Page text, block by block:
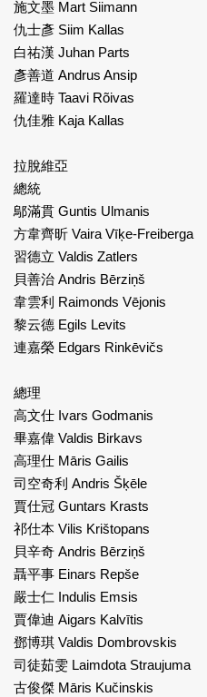
施文墨 Mart Siimann
仇士彥 Siim Kallas
白祐漢 Juhan Parts
彥善道 Andrus Ansip
羅達時 Taavi Rõivas
仇佳雅 Kaja Kallas
拉脫維亞
總統
鄔滿貫 Guntis Ulmanis
方韋齊昕 Vaira Vīķe-Freiberga
習德立 Valdis Zatlers
貝善治 Andris Bērziņš
韋雲利 Raimonds Vējonis
黎云德 Egils Levits
連嘉榮 Edgars Rinkēvičs
總理
高文仕 Ivars Godmanis
畢嘉偉 Valdis Birkavs
高理仕 Māris Gailis
司空奇利 Andris Šķēle
賈仕冠 Guntars Krasts
祁仕本 Vilis Krištopans
貝辛奇 Andris Bērziņš
聶平事 Einars Repše
嚴士仁 Indulis Emsis
賈偉迪 Aigars Kalvītis
鄧博琪 Valdis Dombrovskis
司徒茹雯 Laimdota Straujuma
古俊傑 Māris Kučinskis